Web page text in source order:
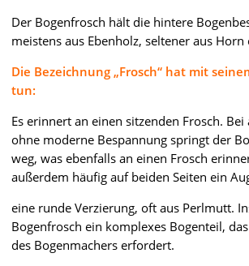
Der Bogenfrosch hält die hintere
meistens aus Ebenholz, seltener aus Horn
Die Bezeichnung „Frosch“ hat mit
tun:
Es erinnert an einen sitzenden Frosch.
ohne moderne Bespannung springt der
weg, was ebenfalls an einen Frosch
außerdem häufig auf beiden Seiten ein
eine runde Verzierung, oft aus Perlmutt.
Bogenfrosch ein komplexes Bogenteil,
des Bogenmachers erfordert.